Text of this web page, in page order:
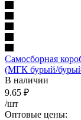
Самосборная
(МГК бурый/
В наличии
9.65 ₽
/шт
Оптовые цены: